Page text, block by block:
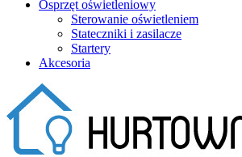
Osprzęt oświetleniowy
Sterowanie oświetleniem
Stateczniki i zasilacze
Startery
Akcesoria